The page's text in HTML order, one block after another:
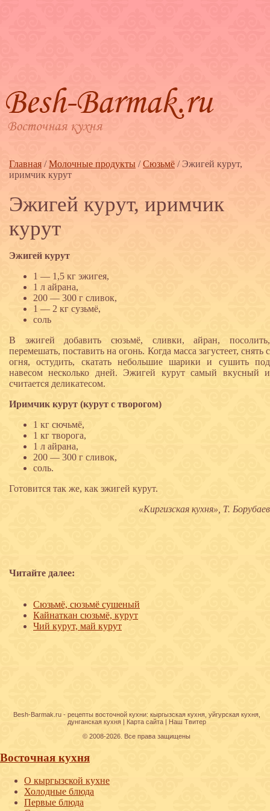
Главная /Молочные продукты /Сюзьмё / Эжигей курут,
иримчик курут
Эжигей курут, иримчик
курут
Эжигей курут
1 — 1,5 кг эжигея,
1 л айрана,
200 — 300 г сливок,
1 — 2 кг сузьмё,
соль
В эжигей добавить сюзьмё, сливки, айран, посолить,
перемешать, поставить на огонь. Когда масса загустеет, снять с
огня, остудить, скатать небольшие шарики и сушить под
навесом несколько дней. Эжигей курут самый вкусный и
считается деликатесом.
Иримчик курут (курут с творогом)
1 кг сючьмё,
1 кг творога,
1 л айрана,
200 — 300 г сливок,
соль.
Готовится так же, как эжигей курут.
«Киргизская кухня», Т. Борубаев
Читайте далее:
Сюзьмё, сюзьмё сушеный
Кайнаткан сюзьмё, курут
Чий курут, май курут
Besh-Barmak.ru - рецепты восточной кухни: кыргызская кухня, уйгурская кухня,
дунганская кухня| Карта сайта| Наш Твитер
© 2008-2026. Все права защищены
Восточная кухня
О кыргызской кухне
Холодные блюда
Первые блюда